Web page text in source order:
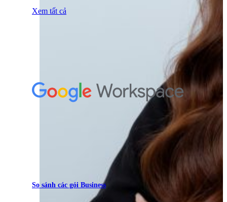
Xem tất cả
So sánh các gói Business